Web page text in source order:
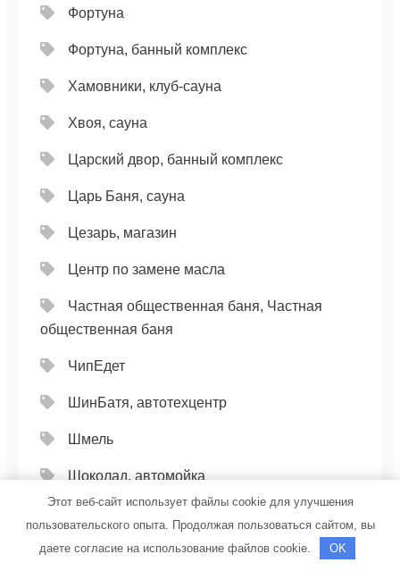
Фортуна
Фортуна, банный комплекс
Хамовники, клуб-сауна
Хвоя, сауна
Царский двор, банный комплекс
Царь Баня, сауна
Цезарь, магазин
Центр по замене масла
Частная общественная баня, Частная
общественная баня
ЧипЕдет
ШинБатя, автотехцентр
Шмель
Шоколад, автомойка
Эвэн
Этот веб-сайт использует файлы cookie для улучшения
пользовательского опыта. Продолжая пользоваться сайтом, вы
даете согласие на использование файлов cookie.
OK